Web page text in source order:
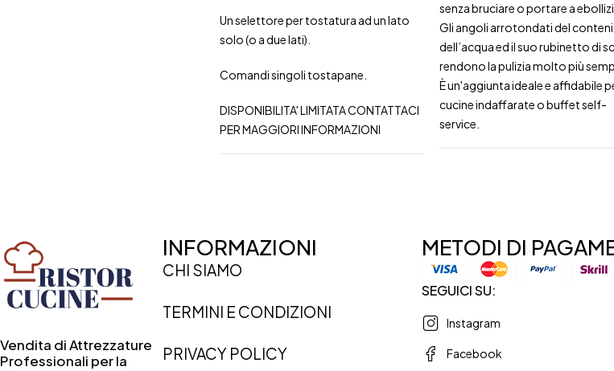
Un selettore per tostatura ad un lato
solo (o a due lati).
Comandi singoli tostapane.
DISPONIBILITA' LIMITATA CONTATTACI
PER MAGGIORI INFORMAZIONI
senza bruciare o portare a
Gli angoli arrotondati del
dell’acqua ed il suo rubinetto di
rendono la pulizia molto più
È un'aggiunta ideale e affidabile
cucine indaffarate o buffet self-
service.
Vendita di Attrezzature
Professionali per la
INFORMAZIONI
CHI SIAMO
TERMINI E CONDIZIONI
PRIVACY POLICY
METODI DI
SEGUICI SU:
Instagram
Facebook